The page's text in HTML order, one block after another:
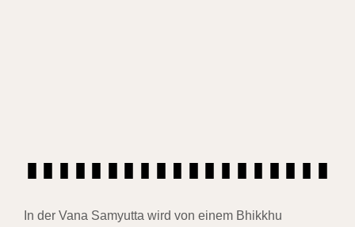
In der Vana Samyutta wird von einem Bhikkhu